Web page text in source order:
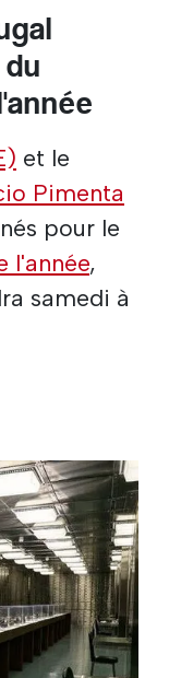
et le
Pimenta
pour le
l'année,
samedi à